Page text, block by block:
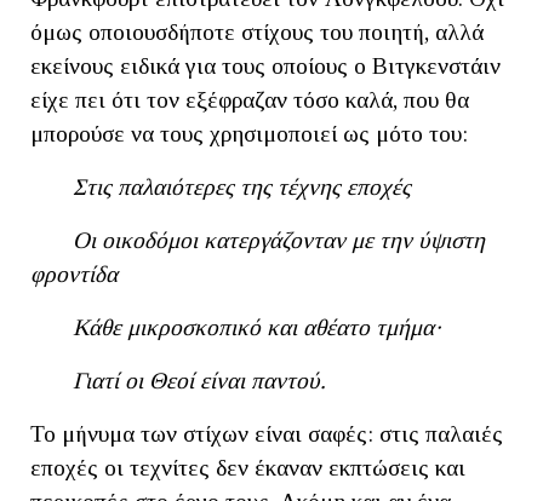
όμως οποιουσδήποτε στίχους του ποιητή, αλλά
εκείνους ειδικά για τους οποίους ο Βιτγκενστάιν
είχε πει ότι τον εξέφραζαν τόσο καλά, που θα
μπορούσε να τους χρησιμοποιεί ως μότο του:
Στις παλαιότερες της τέχνης εποχές
Οι οικοδόμοι κατεργάζονταν με την ύψιστη
φροντίδα
Κάθε μικροσκοπικό και αθέατο τμήμα·
Γιατί οι Θεοί είναι παντού.
Το μήνυμα των στίχων είναι σαφές: στις παλαιές
εποχές οι τεχνίτες δεν έκαναν εκπτώσεις και